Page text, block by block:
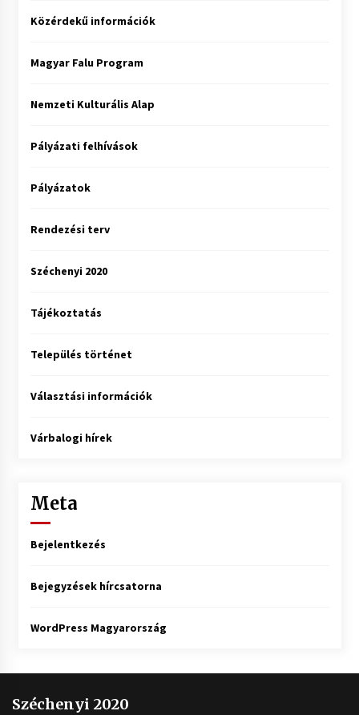
Közérdekű információk
Magyar Falu Program
Nemzeti Kulturális Alap
Pályázati felhívások
Pályázatok
Rendezési terv
Széchenyi 2020
Tájékoztatás
Település történet
Választási információk
Várbalogi hírek
Meta
Bejelentkezés
Bejegyzések hírcsatorna
WordPress Magyarország
Széchenyi 2020